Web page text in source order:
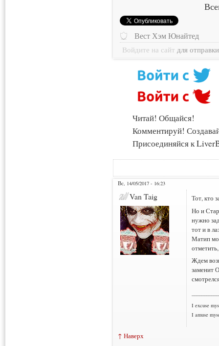
Вест Хэм Юнайтед
Войдите на сайт для
Читай! Общайся!
Комментируй!
Присоединяйся к
Вс, 14/05/2017 - 16:23
Van Taig
Тот, кто
Но и
нужно
тот и в
Матип
Ждем
заменит
I excuse
I amuse
↑ Наверх